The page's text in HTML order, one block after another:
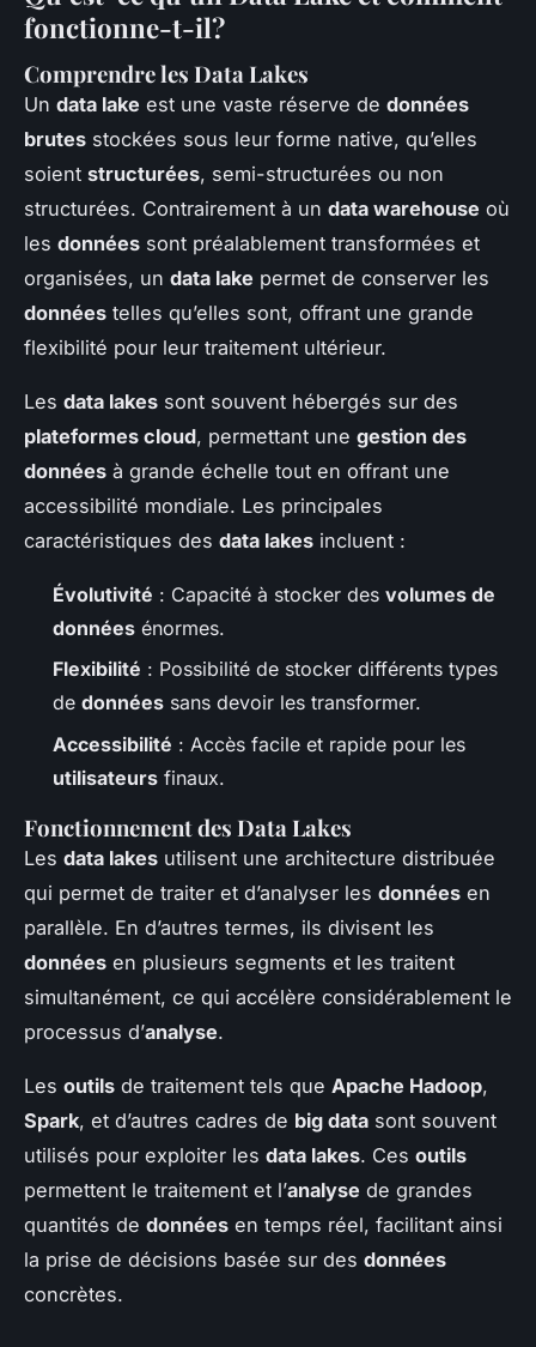
fonctionne-t-il?
Comprendre les Data Lakes
Un data lake est une vaste réserve de données
brutes stockées sous leur forme native, qu’elles
soient structurées, semi-structurées ou non
structurées. Contrairement à un data warehouse où
les données sont préalablement transformées et
organisées, un data lake permet de conserver les
données telles qu’elles sont, offrant une grande
flexibilité pour leur traitement ultérieur.
Les data lakes sont souvent hébergés sur des
plateformes cloud, permettant une gestion des
données à grande échelle tout en offrant une
accessibilité mondiale. Les principales
caractéristiques des data lakes incluent :
Évolutivité : Capacité à stocker des volumes de
données énormes.
Flexibilité : Possibilité de stocker différents types
de données sans devoir les transformer.
Accessibilité : Accès facile et rapide pour les
utilisateurs finaux.
Fonctionnement des Data Lakes
Les data lakes utilisent une architecture distribuée
qui permet de traiter et d’analyser les données en
parallèle. En d’autres termes, ils divisent les
données en plusieurs segments et les traitent
simultanément, ce qui accélère considérablement le
processus d’analyse.
Les outils de traitement tels que Apache Hadoop,
Spark, et d’autres cadres de big data sont souvent
utilisés pour exploiter les data lakes. Ces outils
permettent le traitement et l’analyse de grandes
quantités de données en temps réel, facilitant ainsi
la prise de décisions basée sur des données
concrètes.